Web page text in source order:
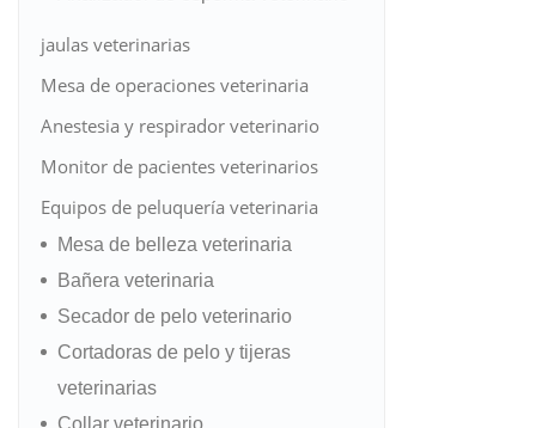
jaulas veterinarias
Mesa de operaciones veterinaria
Anestesia y respirador veterinario
Monitor de pacientes veterinarios
Equipos de peluquería veterinaria
Mesa de belleza veterinaria
Bañera veterinaria
Secador de pelo veterinario
Cortadoras de pelo y tijeras
veterinarias
Collar veterinario